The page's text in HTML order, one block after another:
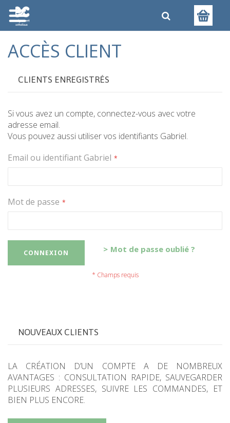
ACCÈS CLIENT
CLIENTS ENREGISTRÉS
Si vous avez un compte, connectez-vous avec votre
adresse email.
Vous pouvez aussi utiliser vos identifiants Gabriel.
Email ou identifiant Gabriel
Mot de passe
CONNEXION Mot de passe oublié ?
NOUVEAUX CLIENTS
LA CRÉATION D’UN COMPTE A DE NOMBREUX
AVANTAGES : CONSULTATION RAPIDE, SAUVEGARDER
PLUSIEURS ADRESSES, SUIVRE LES COMMANDES, ET
BIEN PLUS ENCORE.